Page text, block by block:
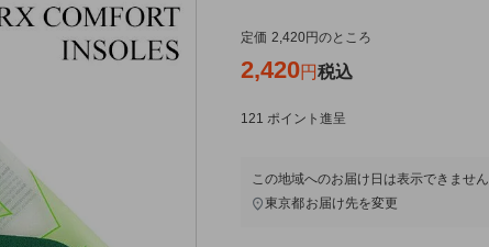
定価 2,420 のところ
2,420 税込
121 ポイント進呈
この地域へのお届け日は表示できません
東京都お届け先を変更